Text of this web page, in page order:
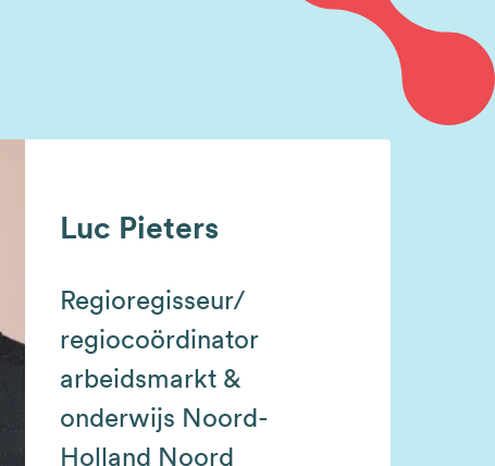
Luc Pieters
Regioregisseur/
regiocoördinator
arbeidsmarkt &
onderwijs Noord-
Holland Noord